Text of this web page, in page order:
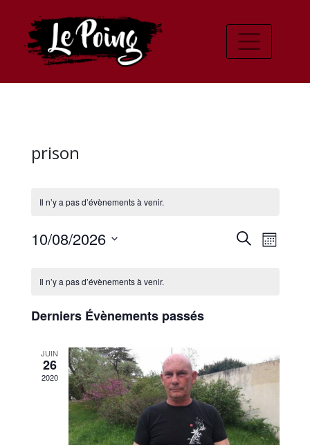
prison
Il n’y a pas d’évènements à venir.
Recherche
Mois
10/08/2026
date.
Calendrier
Évènements
Il n’y a pas d’évènements à venir.
Derniers Évènements passés
JUIN
26
2020